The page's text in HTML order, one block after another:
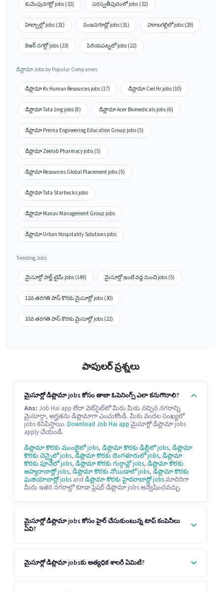
కువెంపునగర్లో jobs (32) సరస్వతీపురంలో jobs (32)
హెబ్బాల్లో jobs (31) నంజనగూడ్లో jobs (31) హూటగల్లిలో jobs (29)
కెఆర్ నగర్లో jobs (23) పెరియపట్నలో jobs (22)
డిప్లొమా Jobs by Popular Companies
డిప్లొమా Kv Human Resources jobs (17) డిప్లొమా Ciel Hr jobs (10)
డిప్లొమా Tata 1mg jobs (8) డిప్లొమా Acer Biomedicals jobs (6)
డిప్లొమా Prerna Engineering Education Group jobs (5)
డిప్లొమా Zeelab Pharmacy jobs (5)
డిప్లొమా Resources Global Placement jobs (5)
డిప్లొమా Tata Starbucks jobs
డిప్లొమా Manav Management Group jobs
డిప్లొమా Urban Hospitality Solutions jobs
Trending Jobs
మైసూర్లో పార్ట్ టైమ్ jobs (149) మైసూర్లో ఇంటి వద్ద నుంచి jobs (5)
12వ తరగతి పాస్ కొరకు మైసూర్లో jobs (30)
10వ తరగతి పాస్ కొరకు మైసూర్లో jobs (22)
పాపులర్ ప్రశ్నలు
మైసూర్లో డిప్లొమా jobs కోసం తాజా ఓపెనింగ్స్ ఎలా కనుగొనాలి?
Ans: Job Hai app లేదా వెబ్‌సైట్‌లో మీరు మీకు నచ్చిన నగరాన్ని
మైసూర్గా, అర్హతను డిప్లొమాగా ఎంచుకోండి. మీకు వందల సంఖ్యలో
jobs కనిపిస్తాయి. Download Job Hai app మైసూర్లో డిప్లొమా jobs
apply చేయండి.
డిప్లొమా కొరకు ముంబైలో jobs, డిప్లొమా కొరకు ఢిల్లీలో jobs, డిప్లొమా
కొరకు చెన్నైలో jobs, డిప్లొమా కొరకు బెంగళూరులో jobs, డిప్లొమా
కొరకు పూనేలో jobs, డిప్లొమా కొరకు గుర్గావ్లో jobs, డిప్లొమా కొరకు
అహ్మదాబాద్లో jobs, డిప్లొమా కొరకు నోయిడాలో jobs, డిప్లొమా కొరకు
ఘజియాబాద్లో jobs and డిప్లొమా కొరకు హైదరాబాద్లో jobsమాదిరిగా
మీరు ఇతర నగరాల్లో కూడా ఫ్రెషర్ డిప్లొమా jobs అన్వేషించవచ్చు.
మైసూర్లో డిప్లొమా jobs కోసం హైర్ చేసుకుంటున్న టాప్ కంపెనీలు
ఏవి?
మైసూర్లో డిప్లొమా jobsకు అత్యధిక శాలరీ ఏమిటి?